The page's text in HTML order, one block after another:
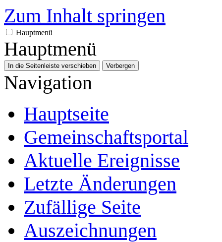
Zum Inhalt springen
Hauptmenü
Hauptmenü
In die Seitenleiste verschieben Verbergen
Navigation
Hauptseite
Gemeinschafts­portal
Aktuelle Ereignisse
Letzte Änderungen
Zufällige Seite
Auszeichnungen